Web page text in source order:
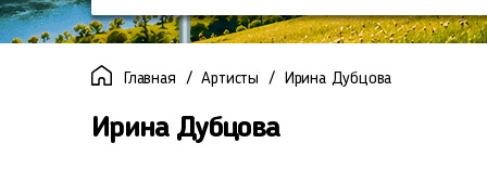
Команда
Регионы Реклама
Главная Артисты Ирина Дубцова
Ирина Дубцова